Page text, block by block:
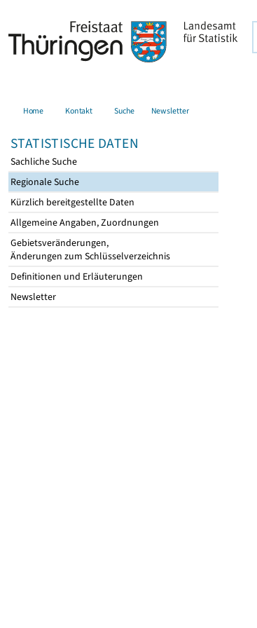
Home Kontakt Suche Newsletter
STATISTISCHE DATEN
Sachliche Suche
Regionale Suche
Kürzlich bereitgestellte Daten
Allgemeine Angaben, Zuordnungen
Gebietsveränderungen,
Änderungen zum Schlüsselverzeichnis
Definitionen und Erläuterungen
Newsletter